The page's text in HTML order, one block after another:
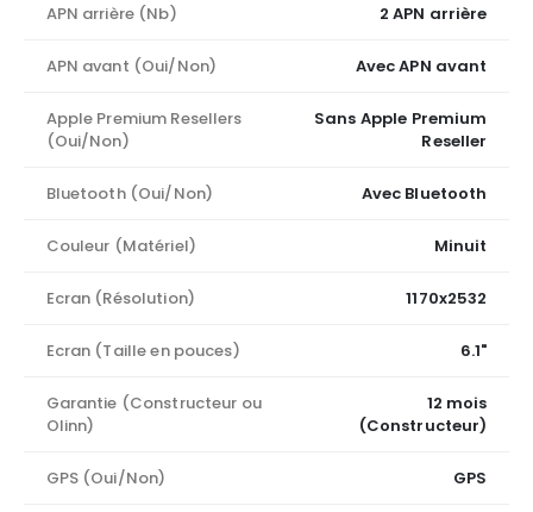
APN arrière (Nb) 2 APN arrière
APN avant (Oui/Non) Avec APN avant
Apple Premium Resellers
(Oui/Non)
Sans Apple Premium
Reseller
Bluetooth (Oui/Non) Avec Bluetooth
Couleur (Matériel) Minuit
Ecran (Résolution) 1170x2532
Ecran (Taille en pouces) 6.1"
Garantie (Constructeur ou
Olinn)
12 mois
(Constructeur)
GPS (Oui/Non) GPS